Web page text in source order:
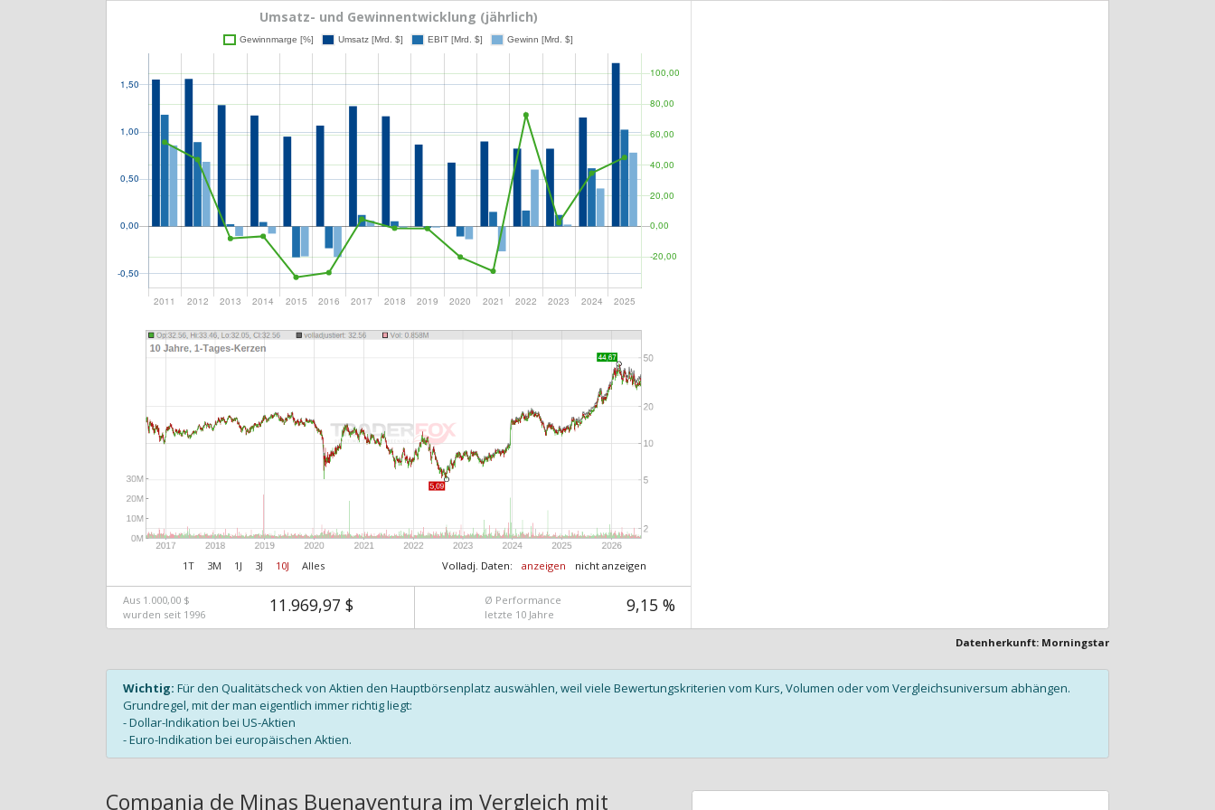
Umsatz- und Gewinnentwicklung (jährlich)
1T 3M 1J 3J 10J Alles Volladj. Daten: anzeigen nicht anzeigen
Aus 1.000,00 $
wurden seit 1996
11.969,97 $
Ø Performance
letzte 10 Jahre
9,15 %
Datenherkunft: Morningstar
Wichtig: Für den Qualitätscheck von Aktien den Hauptbörsenplatz auswählen, weil viele Bewertungskriterien vom Kurs, Volumen oder vom Vergleichsuniversum abhängen.
Grundregel, mit der man eigentlich immer richtig liegt:
- Dollar-Indikation bei US-Aktien
- Euro-Indikation bei europäischen Aktien.
Compania de Minas Buenaventura im Vergleich mit